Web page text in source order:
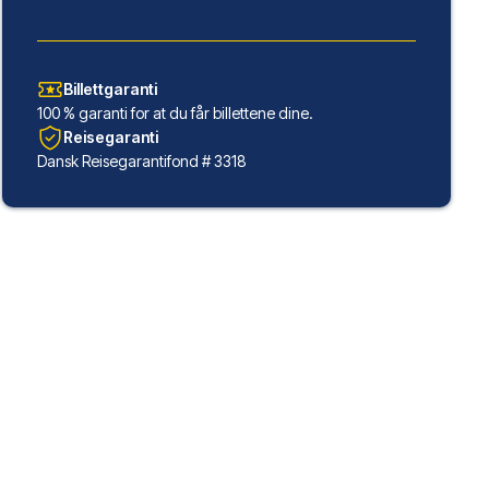
Billettgaranti
100 % garanti for at du får billettene dine.
Reisegaranti
Dansk Reisegarantifond # 3318